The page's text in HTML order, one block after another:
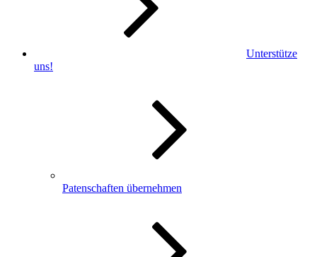
Unterstütze
uns!
Patenschaften übernehmen